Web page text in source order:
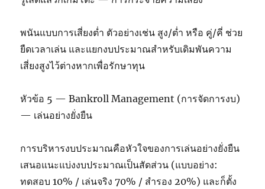
พนันแบบการเสี่ยงต่ำ ตัวอย่างเช่น สูง/ต่ำ หรือ คู่/คี่ ช่วย
ยืดเวลาเล่น และแยกงบประมาณสำหรับเดิมพันความ
เสี่ยงสูงไว้ต่างหากเพื่อรักษาทุน
หัวข้อ 5 — Bankroll Management (การจัดการงบ)
— เล่นอย่างยั่งยืน
การบริหารงบประมาณคือหัวใจของการเล่นอย่างยั่งยืน
เสนอแนะแบ่งงบประมาณเป็นสัดส่วน (แบบอย่าง:
ทดสอบ 10% / เล่นจริง 70% / สำรอง 20%) และก็ตั้ง